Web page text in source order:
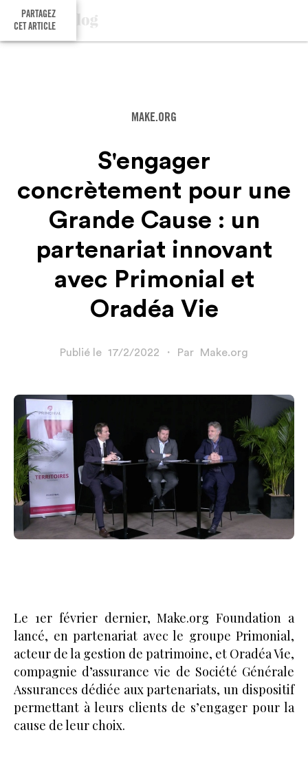
PARTAGEZ
CET ARTICLE
MAKE.ORG
S'engager
concrètement pour une
Grande Cause : un
partenariat innovant
avec Primonial et
Oradéa Vie
Publié le 17/2/2022 ・ Par Make.org
Le 1er février dernier, Make.org Foundation a
lancé, en partenariat avec le groupe Primonial,
acteur de la gestion de patrimoine, et Oradéa Vie,
compagnie d’assurance vie de Société Générale
Assurances dédiée aux partenariats, un dispositif
permettant à leurs clients de s’engager pour la
cause de leur choix.